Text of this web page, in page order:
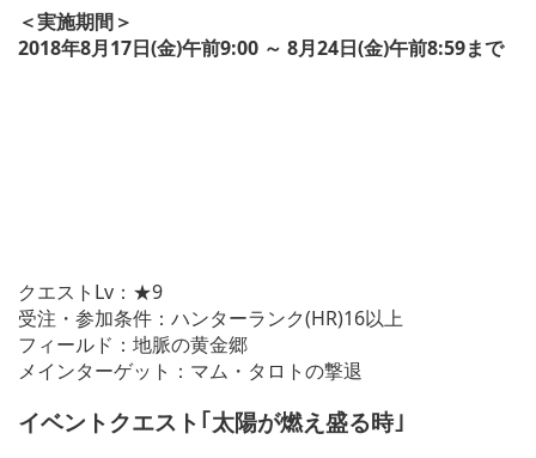
＜実施期間＞
2018年8月17日(金)午前9:00 ～ 8月24日(金)午前8:59まで
クエストLv：★9
受注・参加条件：ハンターランク(HR)16以上
フィールド：地脈の黄金郷
メインターゲット：マム・タロトの撃退
イベントクエスト｢太陽が燃え盛る時｣